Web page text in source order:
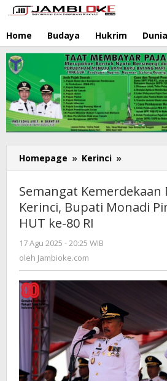
Lewati
ke
konten
Home Budaya Hukrim Dunia
Homepage » Kerinci »
di
Kerinci,
HUT
RI
Semangat Kemerdekaan
Kerinci, Bupati Monadi
HUT ke-80 RI
17 Agu 2025 - 20:25 WIB
oleh Jambioke.com